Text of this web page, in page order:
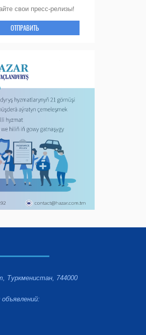
свои пресс-релизы!
ОТПРАВИТЬ
Туркменистан, 744000